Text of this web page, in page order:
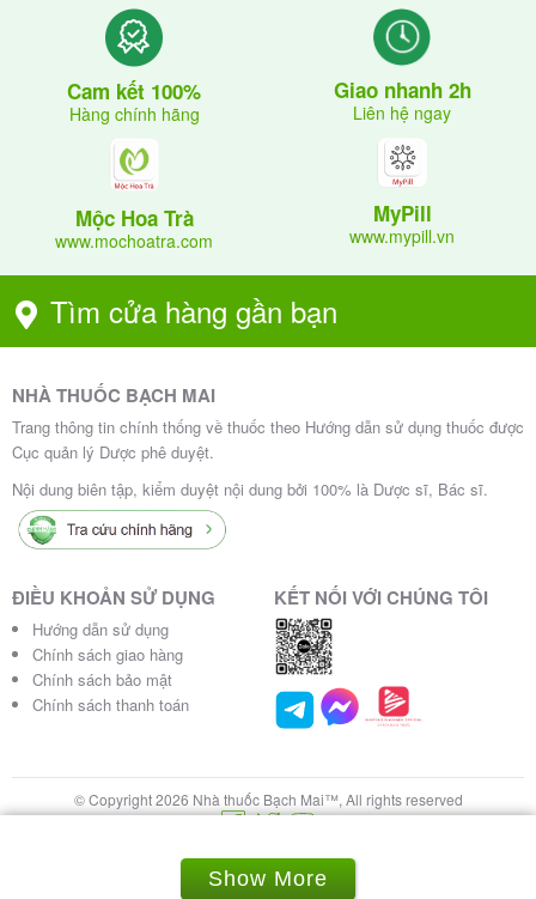
Cam kết 100%
Hàng chính hãng
Giao nhanh 2h
Liên hệ ngay
Mộc Hoa Trà
www.mochoatra.com
MyPill
www.mypill.vn
Tìm cửa hàng gần bạn
NHÀ THUỐC BẠCH MAI
Trang thông tin chính thống về thuốc theo Hướng dẫn sử dụng thuốc được
Cục quản lý Dược phê duyệt.
Nội dung biên tập, kiểm duyệt nội dung bởi 100% là Dược sĩ, Bác sĩ.
ĐIỀU KHOẢN SỬ DỤNG
Hướng dẫn sử dụng
Chính sách giao hàng
Chính sách bảo mật
Chính sách thanh toán
KẾT NỐI VỚI CHÚNG TÔI
© Copyright 2026 Nhà thuốc Bạch Mai™, All rights reserved
Messenger
Show More